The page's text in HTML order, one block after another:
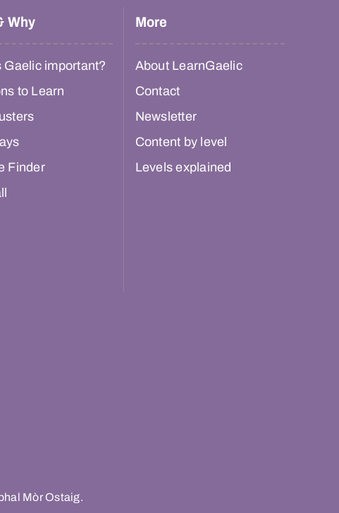
Why
Gaelic important?
to Learn
Finder
More
About LearnGaelic
Contact
Newsletter
Content by level
Levels explained
Mòr Ostaig.